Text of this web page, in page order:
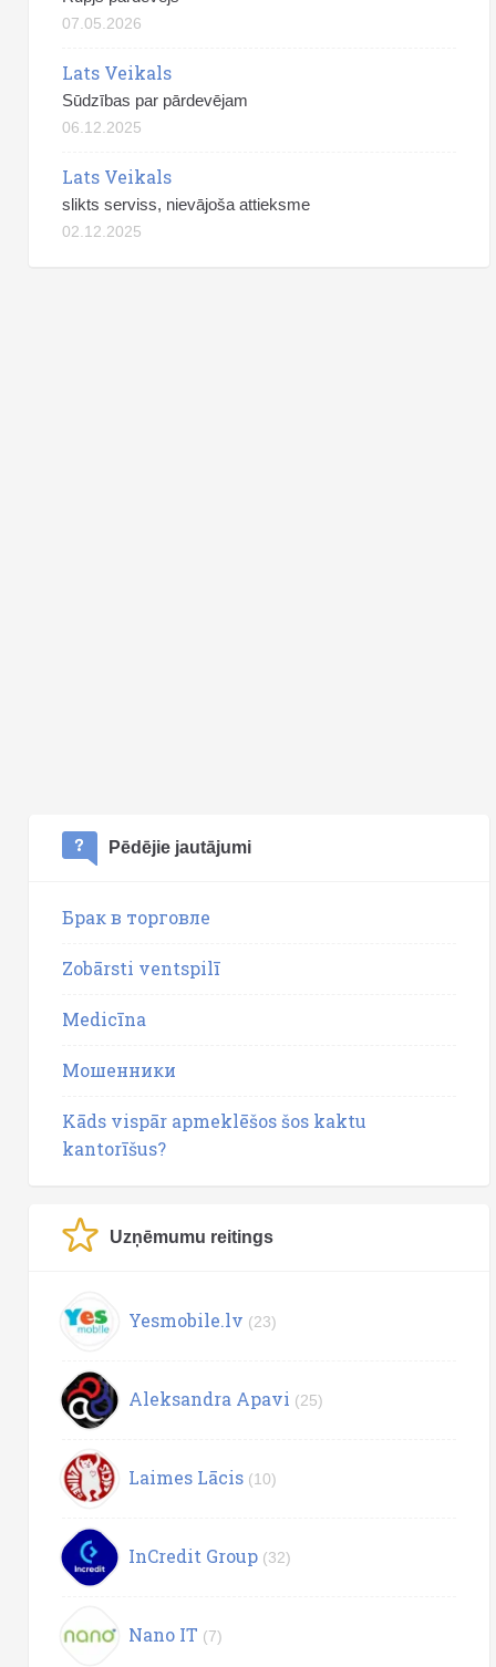
07.05.2026
Lats Veikals
Sūdzības par pārdevējam
06.12.2025
Lats Veikals
slikts serviss, nievājoša attieksme
02.12.2025
Pēdējie jautājumi
Брак в торговле
Zobārsti ventspilī
Medicīna
Мошенники
Kāds vispār apmeklēšos šos kaktu
kantorīšus?
Uzņēmumu reitings
Yesmobile.lv (23)
Aleksandra Apavi (25)
Laimes Lācis (10)
InCredit Group (32)
Nano IT (7)